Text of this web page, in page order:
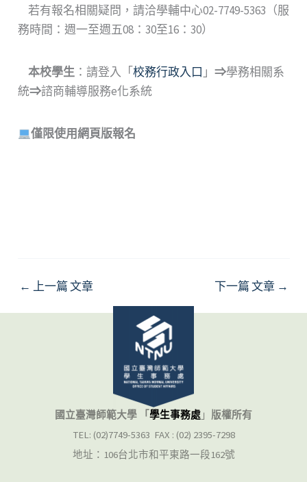
若有報名相關疑問，請洽學輔中心02-7749-5363（服
務時間：週一至週五08：30至16：30）
本校學生：請登入「校務行政入口 」 ⇒學務相關系
統⇒諮商輔導服務e化系統
僅限使用網頁版報名
← 上一篇 文章 下一篇 文章 →
國立臺灣師範大學 「學生事務處 」 版權所有
TEL: (02)7749-5363 FAX : (02) 2395-7298
地址：106台北市和平東路一段162號